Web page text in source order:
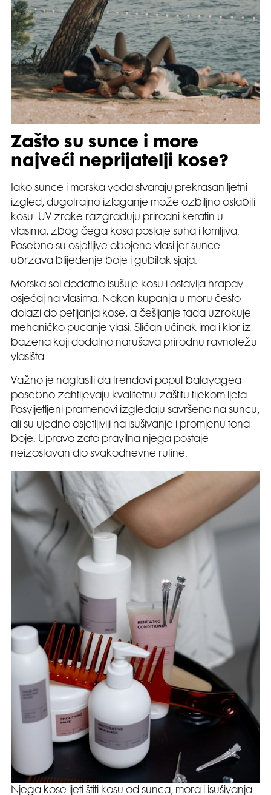
Zašto su sunce i more
najveći neprijatelji kose?
Iako sunce i morska voda stvaraju prekrasan ljetni
izgled, dugotrajno izlaganje može ozbiljno oslabiti
kosu. UV zrake razgrađuju prirodni keratin u
vlasima, zbog čega kosa postaje suha i lomljiva.
Posebno su osjetljive obojene vlasi jer sunce
ubrzava blijeđenje boje i gubitak sjaja.
Morska sol dodatno isušuje kosu i ostavlja hrapav
osjećaj na vlasima. Nakon kupanja u moru često
dolazi do petljanja kose, a češljanje tada uzrokuje
mehaničko pucanje vlasi. Sličan učinak ima i klor iz
bazena koji dodatno narušava prirodnu ravnotežu
vlasišta.
Važno je naglasiti da trendovi poput balayagea
posebno zahtijevaju kvalitetnu zaštitu tijekom ljeta.
Posvijetljeni pramenovi izgledaju savršeno na suncu,
ali su ujedno osjetljiviji na isušivanje i promjenu tona
boje. Upravo zato pravilna njega postaje
neizostavan dio svakodnevne rutine.
Njega kose ljeti štiti kosu od sunca, mora i isušivanja